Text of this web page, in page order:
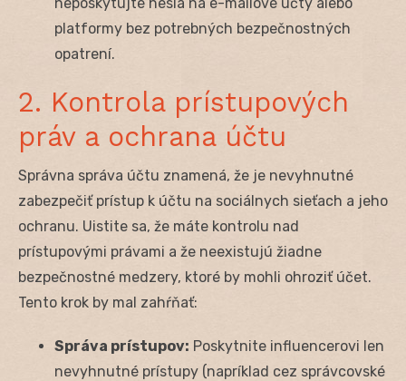
platformy bez potrebných bezpečnostných
opatrení.
2. Kontrola prístupových
práv a ochrana účtu
Správna správa účtu znamená, že je nevyhnutné
zabezpečiť prístup k účtu na sociálnych sieťach a jeho
ochranu. Uistite sa, že máte kontrolu nad
prístupovými právami a že neexistujú žiadne
bezpečnostné medzery, ktoré by mohli ohroziť účet.
Tento krok by mal zahŕňať:
Správa prístupov: Poskytnite influencerovi len
nevyhnutné prístupy (napríklad cez správcovské